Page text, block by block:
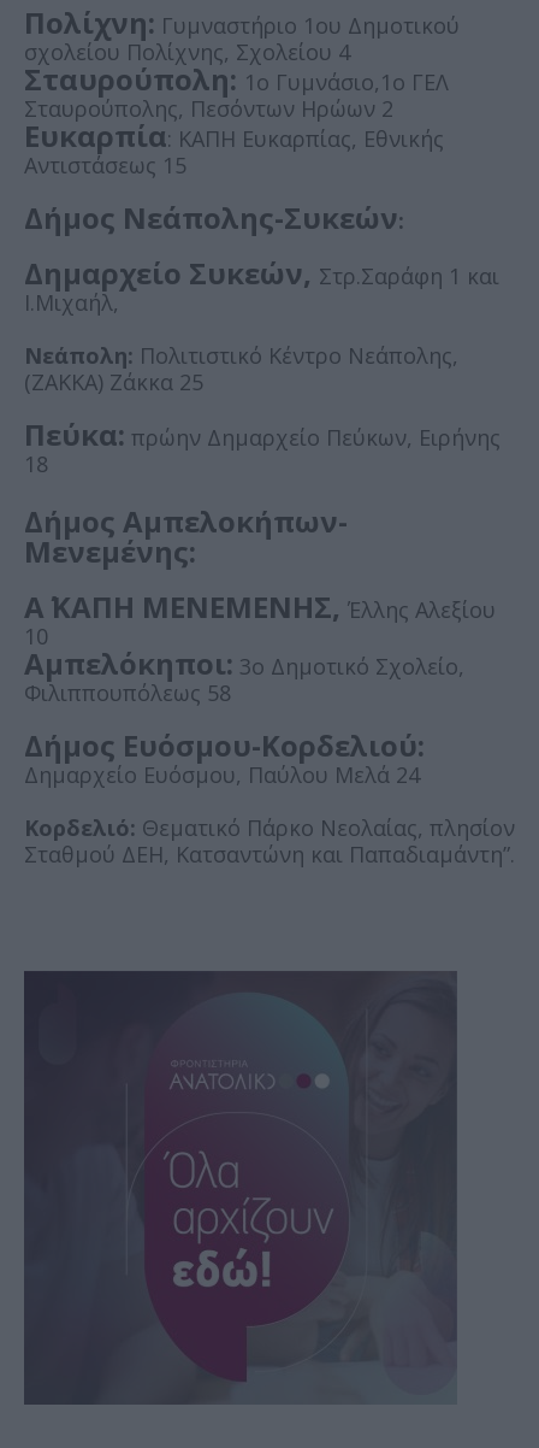
Πολίχνη: Γυμναστήριο 1ου Δημοτικού
σχολείου Πολίχνης, Σχολείου 4
Σταυρούπολη: 1ο Γυμνάσιο,1ο ΓΕΛ
Σταυρούπολης, Πεσόντων Ηρώων 2
Ευκαρπία: ΚΑΠΗ Ευκαρπίας, Εθνικής
Αντιστάσεως 15
Δήμος Νεάπολης-Συκεών:
Δημαρχείο Συκεών, Στρ.Σαράφη 1 και
Ι.Μιχαήλ,
Νεάπολη: Πολιτιστικό Κέντρο Νεάπολης,
(ΖΑΚΚΑ) Ζάκκα 25
Πεύκα: πρώην Δημαρχείο Πεύκων, Ειρήνης
18
Δήμος Αμπελοκήπων-
Μενεμένης:
Α΄ ΚΑΠΗ ΜΕΝΕΜΕΝΗΣ, Έλλης Αλεξίου
10
Αμπελόκηποι: 3ο Δημοτικό Σχολείο,
Φιλιππουπόλεως 58
Δήμος Ευόσμου-Κορδελιού:
Δημαρχείο Ευόσμου, Παύλου Μελά 24
Κορδελιό: Θεματικό Πάρκο Νεολαίας, πλησίον
Σταθμού ΔΕΗ, Κατσαντώνη και Παπαδιαμάντη”.